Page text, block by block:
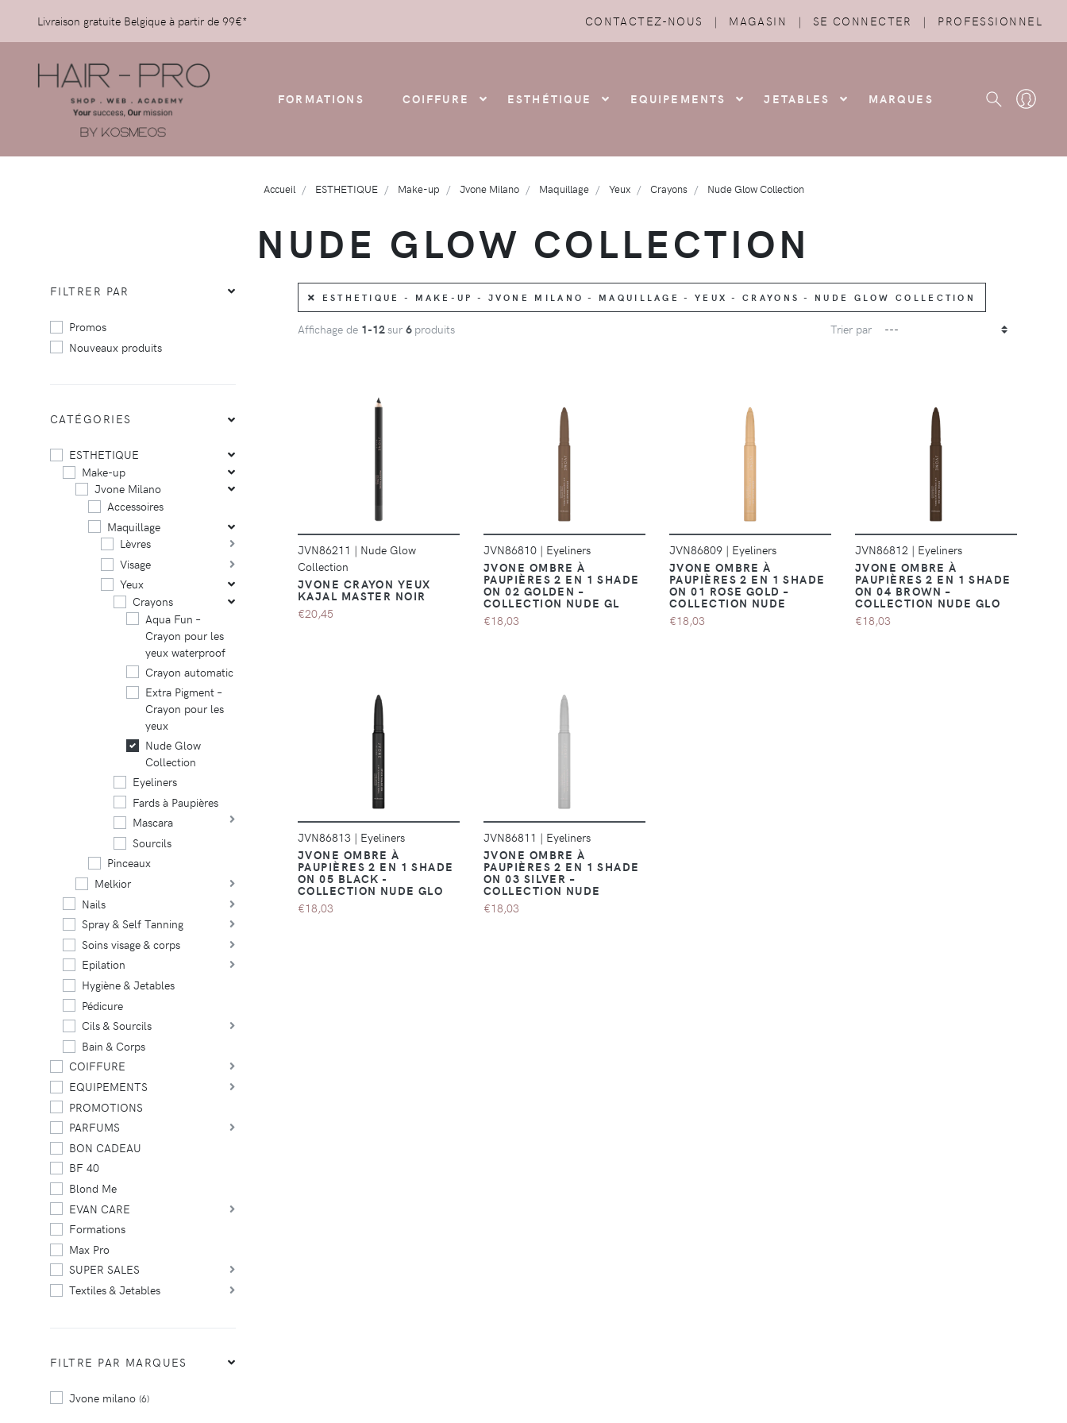
Livraison gratuite Belgique à partir de 99€* CONTACTEZ-NOUS | MAGASIN | SE CONNECTER | PROFESSIONNEL
FORMATIONS COIFFURE ESTHÉTIQUE EQUIPEMENTS JETABLES MARQUES
Accueil ESTHETIQUE Make-up Jvone Milano Maquillage Yeux Crayons Nude Glow Collection
NUDE GLOW COLLECTION
FILTRER PAR
Promos
Nouveaux produits
CATÉGORIES
ESTHETIQUE
Make-up
Jvone Milano
Accessoires
Maquillage
Lèvres
Visage
Yeux
Crayons
Aqua Fun –
Crayon pour les
yeux waterproof
Crayon automatic
Extra Pigment –
Crayon pour les
yeux
Nude Glow
Collection
Eyeliners
Fards à Paupières
Mascara
Sourcils
Pinceaux
Melkior
Nails
Spray & Self Tanning
Soins visage & corps
Epilation
Hygiène & Jetables
Pédicure
Cils & Sourcils
Bain & Corps
COIFFURE
EQUIPEMENTS
PROMOTIONS
PARFUMS
BON CADEAU
BF 40
Blond Me
EVAN CARE
Formations
Max Pro
SUPER SALES
Textiles & Jetables
FILTRE PAR MARQUES
Jvone milano (6)
ESTHETIQUE - MAKE-UP - JVONE MILANO - MAQUILLAGE - YEUX - CRAYONS - NUDE GLOW COLLECTION
Affichage de 1-12sur 6 produits Trier par
DÉTAILS
JVN86211 | Nude Glow
Collection
JVONE CRAYON YEUX
KAJAL MASTER NOIR
€20,45
DÉTAILS
JVN86810 | Eyeliners
JVONE OMBRE À
PAUPIÈRES 2 EN 1 SHADE
ON 02 GOLDEN –
COLLECTION NUDE GL
€18,03
DÉTAILS
JVN86809 | Eyeliners
JVONE OMBRE À
PAUPIÈRES 2 EN 1 SHADE
ON 01 ROSE GOLD –
COLLECTION NUDE
€18,03
DÉTAILS
JVN86812 | Eyeliners
JVONE OMBRE À
PAUPIÈRES 2 EN 1 SHADE
ON 04 BROWN –
COLLECTION NUDE GLO
€18,03
DÉTAILS
JVN86813 | Eyeliners
JVONE OMBRE À
PAUPIÈRES 2 EN 1 SHADE
ON 05 BLACK -
COLLECTION NUDE GLO
€18,03
JVN86811 | Eyeliners
JVONE OMBRE À
PAUPIÈRES 2 EN 1 SHADE
ON 03 SILVER –
COLLECTION NUDE
€18,03